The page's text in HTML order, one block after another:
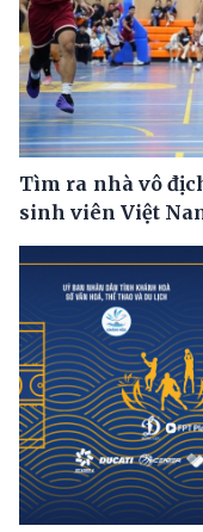
Tìm ra nhà vô
sinh viên Việt